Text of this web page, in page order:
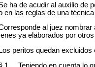
ha de acudir al auxilio de
en las reglas de una
al juez
ya elaborados por
peritos quedan
1. Teniendo en cuenta lo